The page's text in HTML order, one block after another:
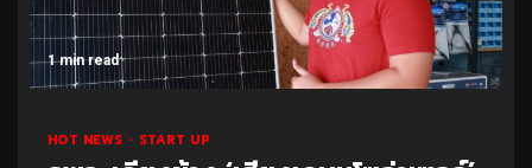
1 min read
HOT NEWS START UP